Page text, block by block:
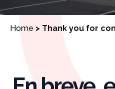
Home > Thank you for